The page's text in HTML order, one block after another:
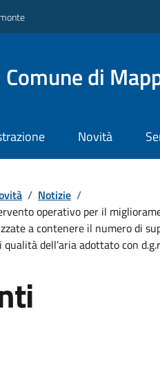
Comune di
Novità
/ Notizie /
operativo per il
a contenere il numero di
qualità dell’aria adottato con